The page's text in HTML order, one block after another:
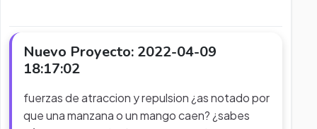
Nuevo Proyecto: 2022-04-09
18:17:02
fuerzas de atraccion y repulsion ¿as notado por
que una manzana o un mango caen? ¿sabes